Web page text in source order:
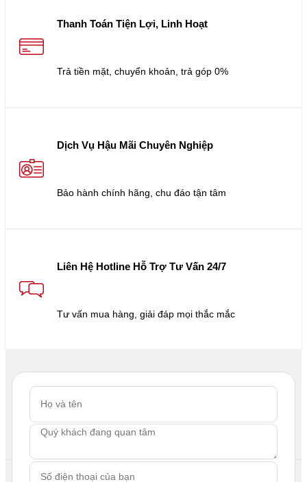
Thanh Toán Tiện Lợi, Linh Hoạt
Trả tiền mặt, chuyển khoản, trả góp 0%
Dịch Vụ Hậu Mãi Chuyên Nghiệp
Bảo hành chính hãng, chu đáo tận tâm
Liên Hệ Hotline Hỗ Trợ Tư Vấn 24/7
Tư vấn mua hàng, giải đáp mọi thắc mắc